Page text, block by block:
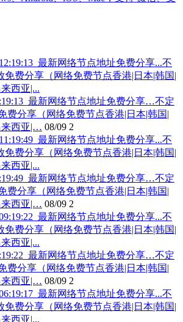
最新网络节点地址免费分享…不定
费分享（网络免费节点香港|日本|韩国|
来西亚|… 08/09 2
最新网络节点地址免费分享…不定
费分享（网络免费节点香港|日本|韩国|
来西亚|… 08/09 2
最新网络节点地址免费分享…不定
费分享（网络免费节点香港|日本|韩国|
来西亚|… 08/09 2